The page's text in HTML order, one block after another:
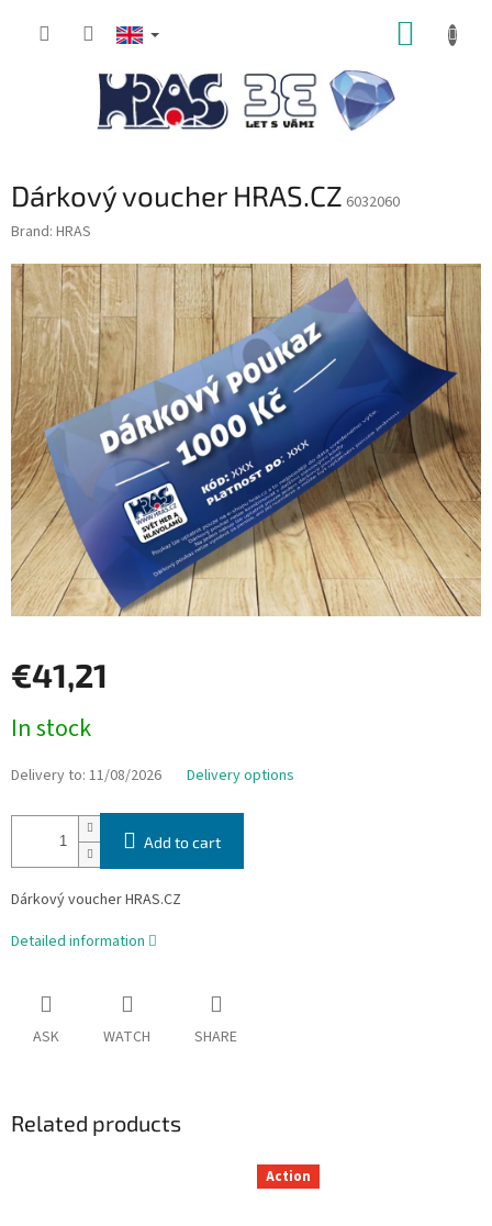
Dárkový voucher HRAS.CZ 6032060
Brand: HRAS
€41,21
price:
In stock
Delivery to: 11/08/2026 Delivery options
Add to cart
Dárkový voucher HRAS.CZ
Detailed information
ASK WATCH SHARE
Related products
Action